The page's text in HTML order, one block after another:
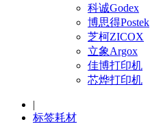
科诚Godex
博思得Postek
芝柯ZICOX
立象Argox
佳博打印机
芯烨打印机
|
标签耗材